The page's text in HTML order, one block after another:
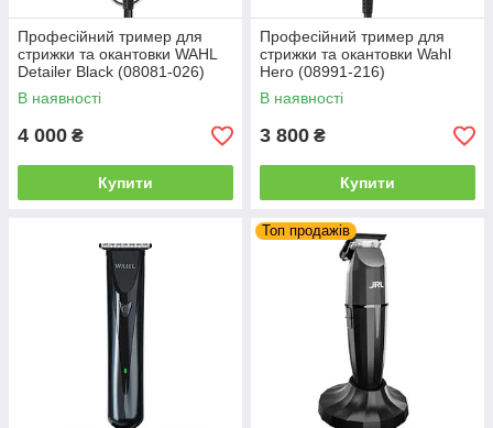
Професійний тример для
стрижки та окантовки WAHL
Detailer Black (08081-026)
В наявності
4 000 ₴
Купити
Професійний тример для
стрижки та окантовки Wahl
Hero (08991-216)
В наявності
3 800 ₴
Купити
Топ продажів